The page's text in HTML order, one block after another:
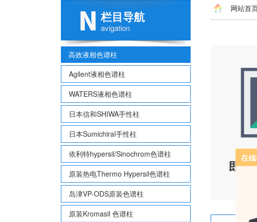
栏目导航
avigation
高效液相色谱柱
Agilent液相色谱柱
WATERS液相色谱柱
日本信和SHIWA手性柱
日本Sumichiral手性柱
依利特hypersil/Sinochrom色谱柱
原装热电Thermo Hypersil色谱柱
岛津VP-ODS原装色谱柱
原装Kromasil 色谱柱
网站首